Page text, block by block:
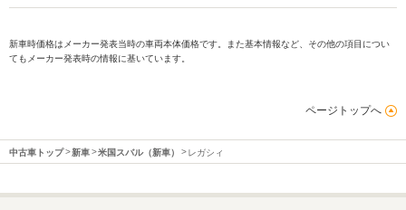
新車時価格はメーカー発表当時の車両本体価格です。また基本情報など、その他の項目につい
てもメーカー発表時の情報に基いています。
ページトップへ
中古車トップ 新車 米国スバル（新車） レガシィ